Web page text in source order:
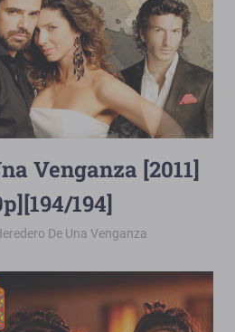
Venganza [2011]
194]
De Una Venganza